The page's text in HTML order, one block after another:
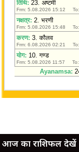
आज का राशिफल देखें